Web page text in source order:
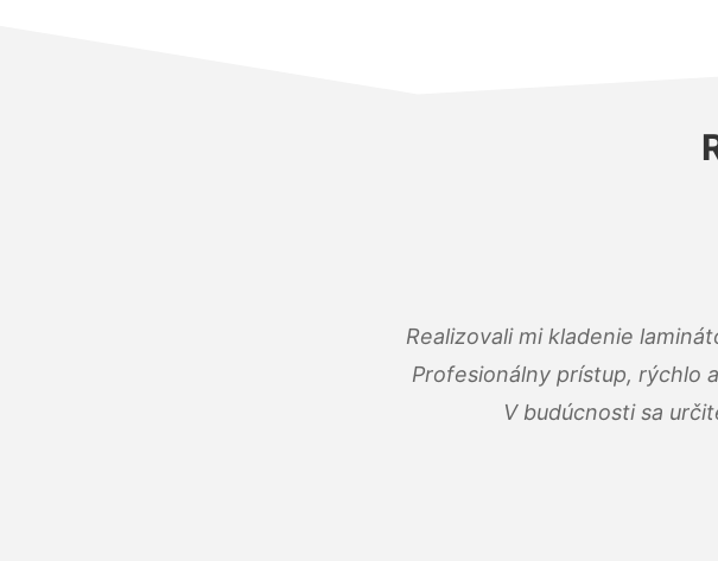
Realizovali mi kladenie
Profesionálny prístup, rýchlo
V budúcnosti sa